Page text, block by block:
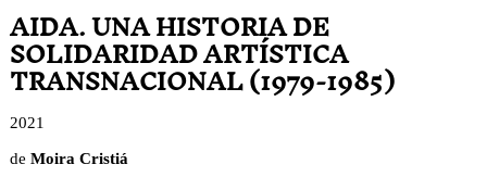
AIDA. UNA HISTORIA DE
SOLIDARIDAD ARTÍSTICA
TRANSNACIONAL (1979-1985)
2021
de Moira Cristiá